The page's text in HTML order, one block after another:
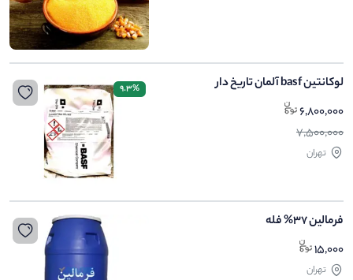
لوکانتین basf آلمان تاریخ دار
6,800,000
7,500,000
تهران
9.3%
فرمالین 37% فله
15,000
تهران